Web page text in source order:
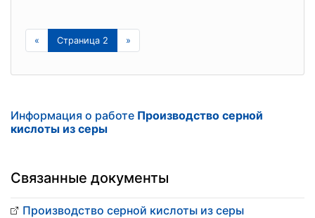
« Страница 2 »
Информация о работе Производство серной
кислоты из серы
Связанные документы
Производство серной кислоты из серы